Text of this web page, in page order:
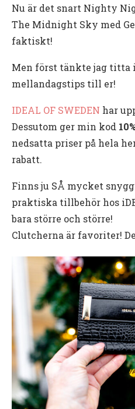
Nu är det snart Nighty
The Midnight Sky med
faktiskt!
Men först tänkte jag titta
mellandagstips till er!
IDEAL OF SWEDEN har
Dessutom ger min kod
nedsatta priser på hela
rabatt.
Finns ju SÅ mycket
praktiska tillbehör hos
bara större och större!
Clutcherna är favoriter!